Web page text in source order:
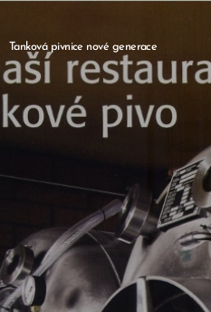
Tanková pivnice nové generace